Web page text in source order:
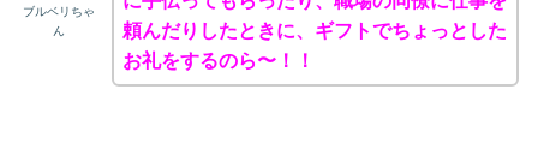
ブルベリちゃ
ん
頼んだりしたときに、ギフトでちょっとした
お礼をするのら〜！！